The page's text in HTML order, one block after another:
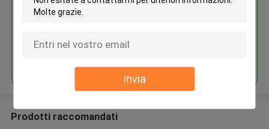
Invia
materiale di 170 di grado del un
Prodotti raccomandati